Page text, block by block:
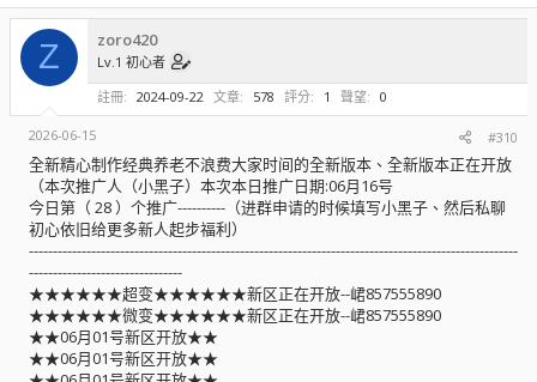
Z zoro420
Lv.1 初心者
註冊
2024-09-22 文章 578 評分 1 聲望 0
2026-06-15 #310
全新精心制作经典养老不浪费大家时间的全新版本、全新版本正在开放
（本次推广人（小黑子）本次本日推广日期:06月16号
今日第（ 28 ）个推广----------（进群申请的时候填写小黑子、然后私聊
初心依旧给更多新人起步福利）
------------------------------------------------------------------------------------------------------
--------------------------------
★★★★★★超变★★★★★★新区正在开放--峮857555890
★★★★★★微变★★★★★★新区正在开放--峮857555890
★★06月01号新区开放★★
★★06月01号新区开放★★